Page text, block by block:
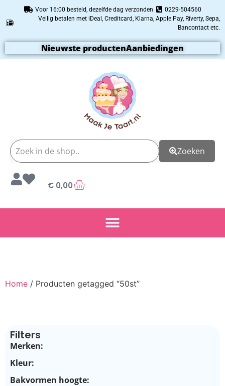
Voor 16:00 besteld, dezelfde dag verzonden
0229-504560
Veilig betalen met iDeal, Creditcard, Klarna, Apple Pay, Riverty, Sepa,
Bancontact etc.
Nieuwste productenAanbiedingen
Zoeken
€ 0,00
Home / Producten getagged “50st”
Filters
Merken:
Kleur:
Bakvormen hoogte: